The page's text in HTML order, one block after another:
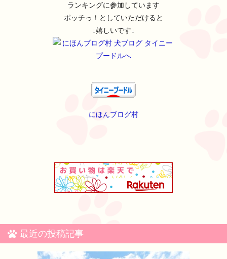
ランキングに参加しています
ポッチっ！としていただけると
↓嬉しいです↓
にほんブログ村
最近の投稿記事